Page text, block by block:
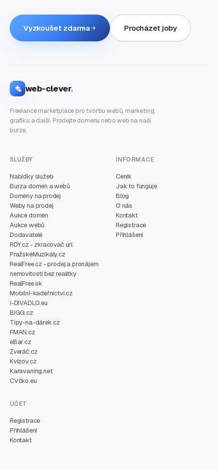
Vyzkoušet zdarma Procházet joby
web-clever.
Freelance marketplace pro tvorbu webů, marketing,
grafiku a další. Prodejte doménu nebo web na naší
burze.
SLUŽBY
Nabídky služeb
Burza domén a webů
Domény na prodej
Weby na prodej
Aukce domén
Aukce webů
Dodavatelé
RDY.cz - zkracovač url
PražskéMuzikály.cz
RealFree.cz - prodej a pronájem
nemovitostí bez realitky
RealFree.sk
Mobilní-kadeřnictví.cz
i-DIVADLO.eu
BIGG.cz
Tipy-na-dárek.cz
FMAN.cz
eBar.cz
Zveráč.cz
Kvízov.cz
Karavaning.net
CVčko.eu
INFORMACE
Ceník
Jak to funguje
Blog
O nás
Kontakt
Registrace
Přihlášení
ÚČET
Registrace
Přihlášení
Kontakt